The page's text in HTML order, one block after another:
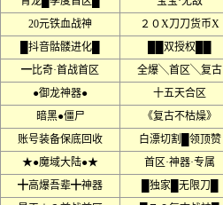
20元铁血战神
２０X刀刀货币X
█抖音骷髅进化█
██双授权██
━比奇·首战首区
全爆╲首区╲复古
●御龙神器●
十五天合区
暗黑●僵尸
《复古不枯燥》
账号装备保底回收
白漂切割█领顶赞
★●魔域大陆●★
首区·神器·专属
╋高爆吾辈╋神器
█独家█无限刀█